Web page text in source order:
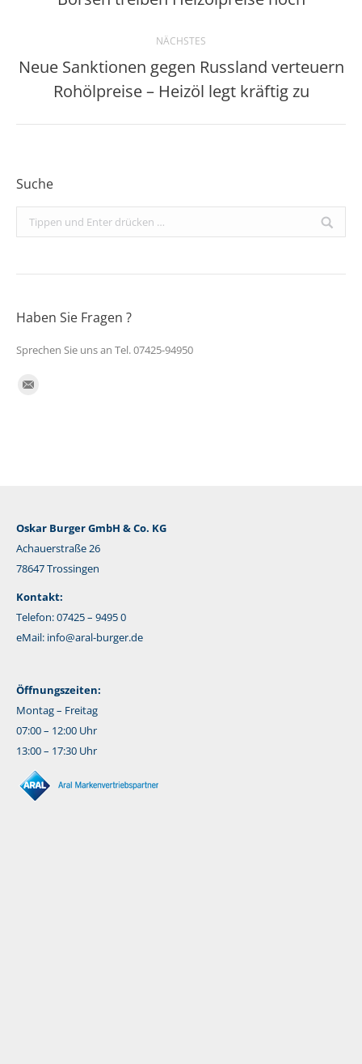
Beitrag:
NÄCHSTES
Nächster
Beitrag:
Neue Sanktionen gegen Russland verteuern
Rohölpreise – Heizöl legt kräftig zu
Suche
Search:
Haben Sie Fragen ?
Sprechen Sie uns an Tel. 07425-94950
Finden Sie uns auf:
Oskar Burger GmbH & Co. KG
Achauerstraße 26
78647 Trossingen
Kontakt:
Telefon: 07425 – 9495 0
eMail: info@aral-burger.de
Öffnungszeiten:
Montag – Freitag
07:00 – 12:00 Uhr
13:00 – 17:30 Uhr